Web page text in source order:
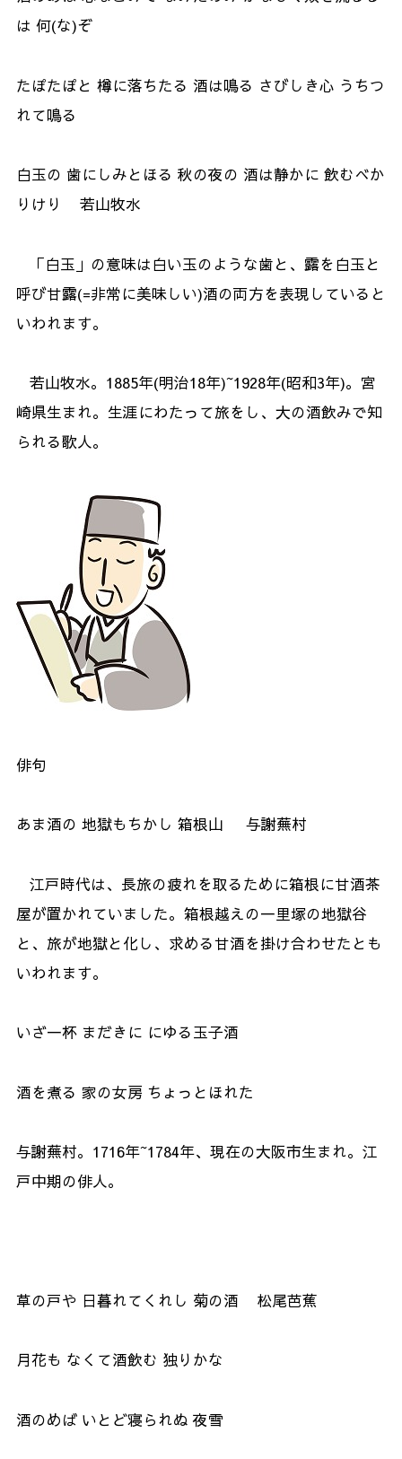
は 何(な)ぞ
たぽたぽと 樽に落ちたる 酒は鳴る さびしき心 うちつ
れて鳴る
白玉の 歯にしみとほる 秋の夜の 酒は静かに 飲むべか
りけり 若山牧水
「白玉」の意味は白い玉のような歯と、露を白玉と
呼び甘露(=非常に美味しい)酒の両方を表現していると
いわれます。
若山牧水。1885年(明治18年)~1928年(昭和3年)。宮
崎県生まれ。生涯にわたって旅をし、大の酒飲みで知
られる歌人。
俳句
あま酒の 地獄もちかし 箱根山 与謝蕪村
江戸時代は、長旅の疲れを取るために箱根に甘酒茶
屋が置かれていました。箱根越えの一里塚の地獄谷
と、旅が地獄と化し、求める甘酒を掛け合わせたとも
いわれます。
いざ一杯 まだきに にゆる玉子酒
酒を煮る 家の女房 ちょっとほれた
与謝蕪村。1716年~1784年、現在の大阪市生まれ。江
戸中期の俳人。
草の戸や 日暮れてくれし 菊の酒 松尾芭蕉
月花も なくて酒飲む 独りかな
酒のめば いとど寝られぬ 夜雪